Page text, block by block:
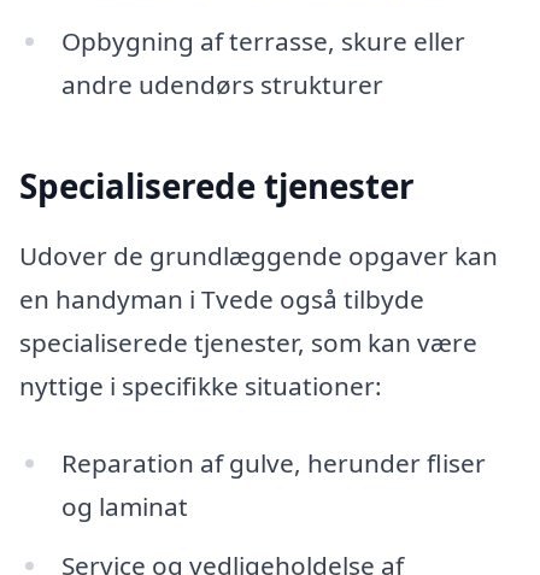
Opbygning af terrasse, skure eller
andre udendørs strukturer
Specialiserede tjenester
Udover de grundlæggende opgaver kan
en handyman i Tvede også tilbyde
specialiserede tjenester, som kan være
nyttige i specifikke situationer:
Reparation af gulve, herunder fliser
og laminat
Service og vedligeholdelse af